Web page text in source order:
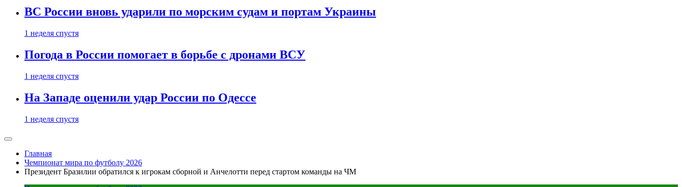
ВС России вновь ударили по морским судам и портам Украины
1 неделя спустя
Погода в России помогает в борьбе с дронами ВСУ
1 неделя спустя
На Западе оценили удар России по Одессе
1 неделя спустя
Главная
Чемпионат мира по футболу 2026
Президент Бразилии обратился к игрокам сборной и Анчелотти перед стартом команды на ЧМ